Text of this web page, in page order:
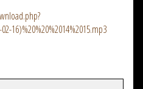
16)%20%20%2014%2015.mp3